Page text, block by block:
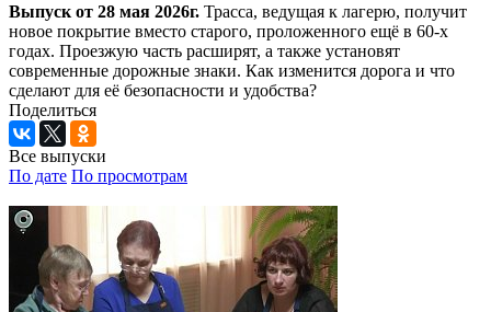
Выпуск от 28 мая 2026г. Трасса, ведущая к лагерю, получит
новое покрытие вместо старого, проложенного ещё в 60-х
годах. Проезжую часть расширят, а также установят
современные дорожные знаки. Как изменится дорога и что
сделают для её безопасности и удобства?
Поделиться
Все выпуски
По дате По просмотрам